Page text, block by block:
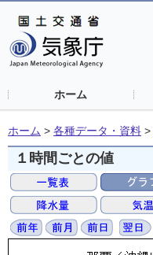
ホーム
ホーム > 各種データ・資料 >
１時間ごとの値